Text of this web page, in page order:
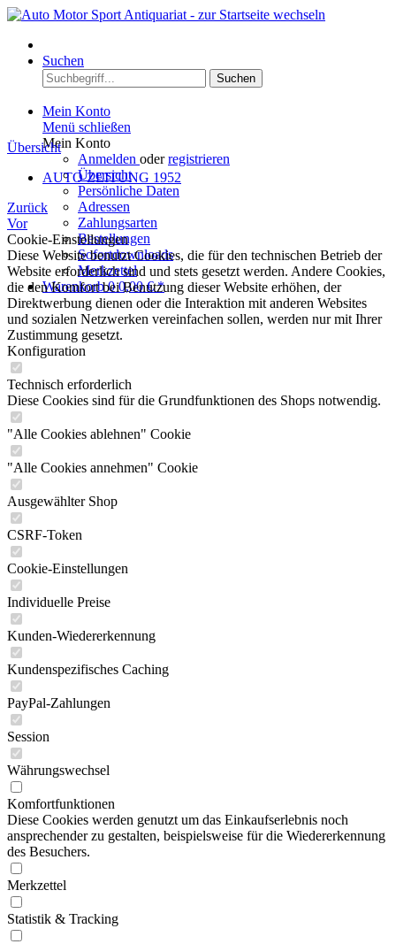
Suchen
Suchen
Mein Konto
Menü schließen
Mein Konto
Anmelden oderregistrieren
Übersicht
Persönliche Daten
Adressen
Zahlungsarten
Bestellungen
Sofortdownloads
Merkzettel
Warenkorb0 0,00 € *
Übersicht
AUTO ZEITUNG 1952
Zurück
Vor
Cookie-Einstellungen
Diese Website benutzt Cookies, die für den technischen Betrieb der
Website erforderlich sind und stets gesetzt werden. Andere Cookies,
die den Komfort bei Benutzung dieser Website erhöhen, der
Direktwerbung dienen oder die Interaktion mit anderen Websites
und sozialen Netzwerken vereinfachen sollen, werden nur mit Ihrer
Zustimmung gesetzt.
Konfiguration
Technisch erforderlich
Diese Cookies sind für die Grundfunktionen des Shops notwendig.
"Alle Cookies ablehnen" Cookie
"Alle Cookies annehmen" Cookie
Ausgewählter Shop
CSRF-Token
Cookie-Einstellungen
Individuelle Preise
Kunden-Wiedererkennung
Kundenspezifisches Caching
PayPal-Zahlungen
Session
Währungswechsel
Komfortfunktionen
Diese Cookies werden genutzt um das Einkaufserlebnis noch
ansprechender zu gestalten, beispielsweise für die Wiedererkennung
des Besuchers.
Merkzettel
Statistik & Tracking